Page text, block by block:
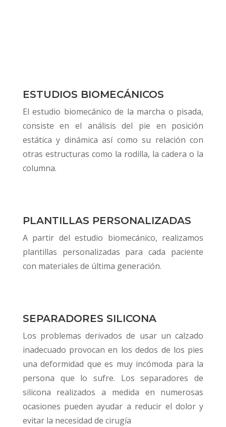
ESTUDIOS BIOMECÁNICOS
El estudio biomecánico de la marcha o pisada,
consiste en el análisis del pie en posición
estática y dinámica así como su relación con
otras estructuras como la rodilla, la cadera o la
columna.
PLANTILLAS PERSONALIZADAS
A partir del estudio biomecánico, realizamos
plantillas personalizadas para cada paciente
con materiales de última generación.
SEPARADORES SILICONA
Los problemas derivados de usar un calzado
inadecuado provocan en los dedos de los pies
una deformidad que es muy incómoda para la
persona que lo sufre. Los separadores de
silicona realizados a medida en numerosas
ocasiones pueden ayudar a reducir el dolor y
evitar la necesidad de cirugía